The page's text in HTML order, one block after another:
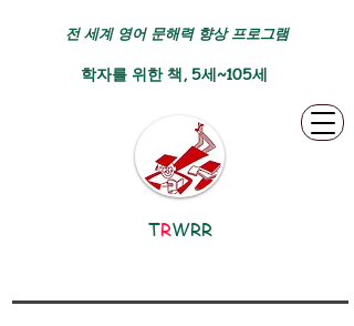
전 세계 영어 문해력 향상 프로그램
학자를 위한 책, 5세~105세
TRWRR